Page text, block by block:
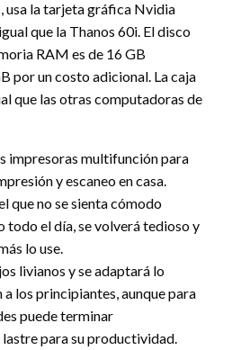
usa la tarjeta gráfica Nvidia
que la Thanos 60i. El disco
RAM es de 16 GB
por un costo adicional. La caja
que las otras computadoras de
impresoras multifunción para
y escaneo en casa.
que no se sienta cómodo
todo el día, se volverá tedioso y
lo use.
livianos y se adaptará lo
los principiantes, aunque para
puede terminar
para su productividad.